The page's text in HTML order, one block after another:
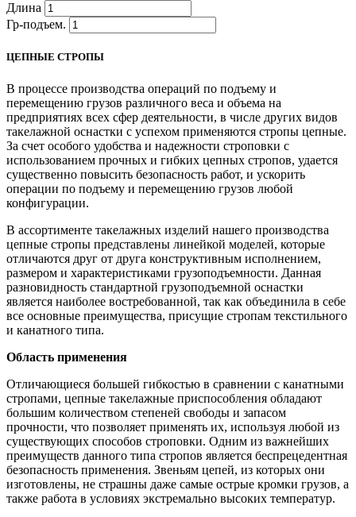
Длина
Гр-подъем.
ЦЕПНЫЕ СТРОПЫ
В процессе производства операций по подъему и
перемещению грузов различного веса и объема на
предприятиях всех сфер деятельности, в числе других видов
такелажной оснастки с успехом применяются стропы цепные.
За счет особого удобства и надежности строповки с
использованием прочных и гибких цепных стропов, удается
существенно повысить безопасность работ, и ускорить
операции по подъему и перемещению грузов любой
конфигурации.
В ассортименте такелажных изделий нашего производства
цепные стропы представлены линейкой моделей, которые
отличаются друг от друга конструктивным исполнением,
размером и характеристиками грузоподъемности. Данная
разновидность стандартной грузоподъемной оснастки
является наиболее востребованной, так как объединила в себе
все основные преимущества, присущие стропам текстильного
и канатного типа.
Область применения
Отличающиеся большей гибкостью в сравнении с канатными
стропами, цепные такелажные приспособления обладают
большим количеством степеней свободы и запасом
прочности, что позволяет применять их, используя любой из
существующих способов строповки. Одним из важнейших
преимуществ данного типа стропов является беспрецедентная
безопасность применения. Звеньям цепей, из которых они
изготовлены, не страшны даже самые острые кромки грузов, а
также работа в условиях экстремально высоких температур.